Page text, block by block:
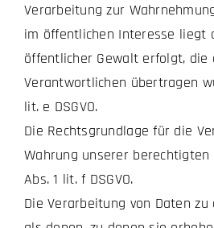
Verarbeitung zur
im öffentlichen Interesse liegt
öffentlicher Gewalt erfolgt, die
Verantwortlichen übertragen
lit. e DSGVO.
Die Rechtsgrundlage für die
Wahrung unserer
Abs. 1 lit. f DSGVO.
Die Verarbeitung von Daten zu